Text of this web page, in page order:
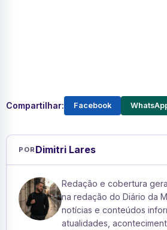
Compartilhar: Facebook
POR Dimitri Lares
Redação e cobertura
na redação do Diário da
notícias e conteúdos
atualidades,